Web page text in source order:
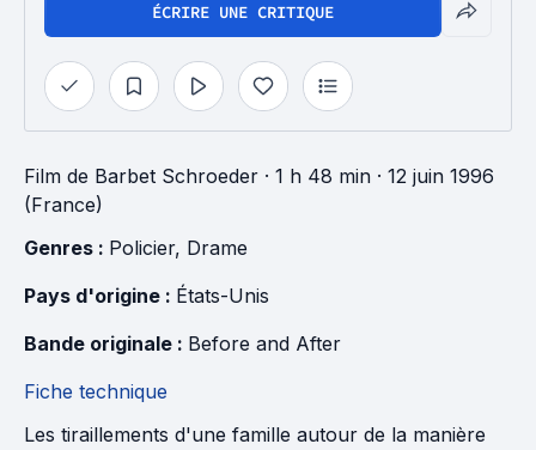
ÉCRIRE UNE CRITIQUE
Film de Barbet Schroeder · 1 h 48 min · 12 juin 1996
(France)
Genres : Policier, Drame
Pays d'origine : États-Unis
Bande originale : Before and After
Fiche technique
Les tiraillements d'une famille autour de la manière